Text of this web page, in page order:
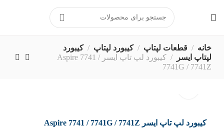
برای ارتباط مستقیم با پشتیبانی
در پیامرسان بله کلیک کنید
خانه قطعات لپتاپ کیبورد لپتاپ
کیبورد
لپتاپ ایسر
کیبورد لپ تاپ ایسر Aspire 7741 /
7741G / 7741Z
کیبورد لپ تاپ ایسر Aspire 7741 / 7741G / 7741Z